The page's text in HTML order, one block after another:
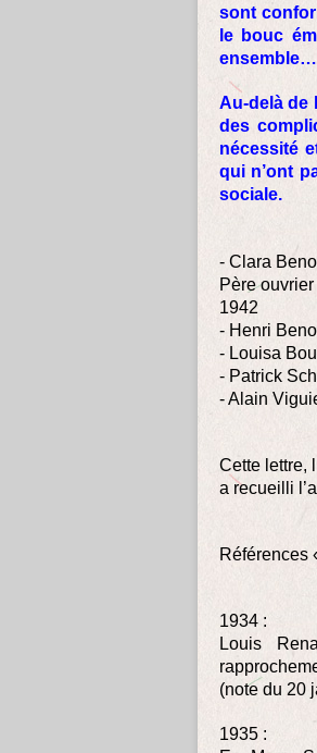
sont
le bouc
ensemble…
Au-delà de
des
nécessité
qui n’ont
sociale.
Le 3
- Clara
Père
1942
- Henri
- Louisa
- Patrick
- Alain
Cette lettre,
a recueilli
Références
1934 :
Louis
(note du 20
1935 :